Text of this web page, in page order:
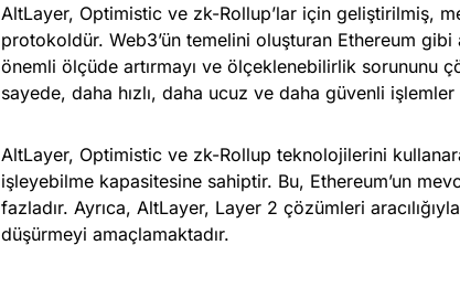
AltLayer, Optimistic ve zk-Rollup’lar için geliştirilmiş,
protokoldür. Web3’ün temelini oluşturan Ethereum
önemli ölçüde artırmayı ve ölçeklenebilirlik sorununu
sayede, daha hızlı, daha ucuz ve daha güvenli
AltLayer, Optimistic ve zk-Rollup teknolojilerini
işleyebilme kapasitesine sahiptir. Bu, Ethereum’un
fazladır. Ayrıca, AltLayer, Layer 2 çözümleri
düşürmeyi amaçlamaktadır.